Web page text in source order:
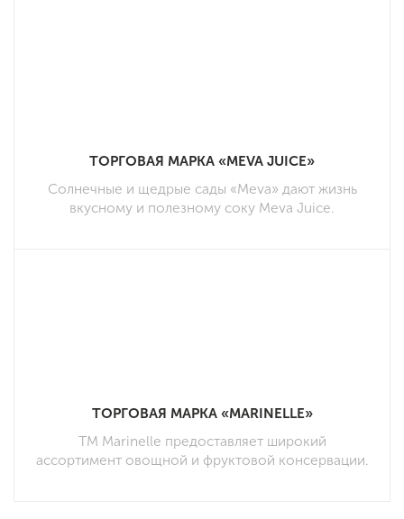
ТОРГОВАЯ МАРКА «MEVA JUICE»
Солнечные и щедрые сады «Meva» дают жизнь
вкусному и полезному соку Meva Juice.
ТОРГОВАЯ МАРКА «MARINELLE»
ТМ Marinelle предоставляет широкий
ассортимент овощной и фруктовой консервации.